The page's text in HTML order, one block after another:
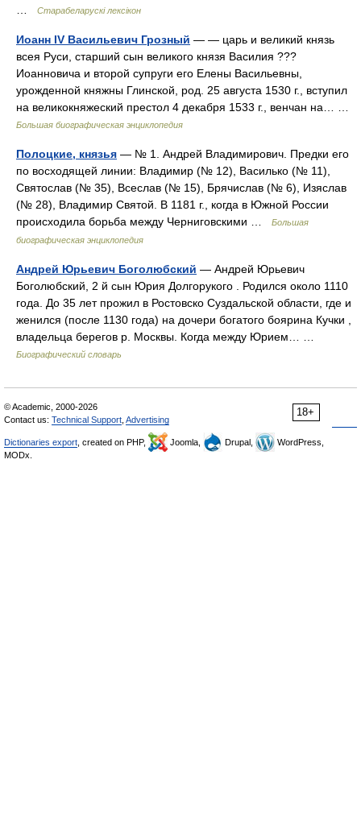
Старабеларускі лексікон
Иоанн IV Васильевич Грозный — — царь и великий князь
всея Руси, старший сын великого князя Василия ???
Иоанновича и второй супруги его Елены Васильевны,
урожденной княжны Глинской, род. 25 августа 1530 г., вступил
на великокняжеский престол 4 декабря 1533 г., венчан на… …
Большая биографическая энциклопедия
Полоцкие, князья — № 1. Андрей Владимирович. Предки его
по восходящей линии: Владимир (№ 12), Василько (№ 11),
Святослав (№ 35), Всеслав (№ 15), Брячислав (№ 6), Изяслав
(№ 28), Владимир Святой. В 1181 г., когда в Южной России
происходила борьба между Черниговскими …
Большая
биографическая энциклопедия
Андрей Юрьевич Боголюбский — Андрей Юрьевич
Боголюбский, 2 й сын Юрия Долгорукого . Родился около 1110
года. До 35 лет прожил в Ростовско Суздальской области, где и
женился (после 1130 года) на дочери богатого боярина Кучки ,
владельца берегов р. Москвы. Когда между Юрием… …
Биографический словарь
18+
© Academic, 2000-2026
Contact us: Technical Support Advertising
Dictionaries export , created on PHP, Joomla, Drupal,
WordPress,
MODx.